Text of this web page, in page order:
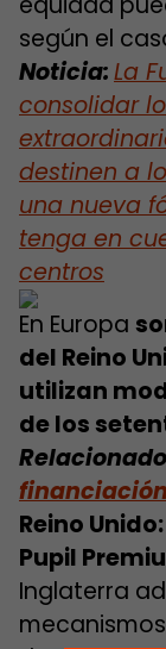
según el
Noticia:La
consolidar
destinen a
una nueva
tenga en
centros
En Europa
del Reino
utilizan
de los
Reino Unido:
Pupil
Inglaterra